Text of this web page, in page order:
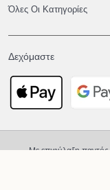
Όλες Οι Κατηγορίες
Δεχόμαστε
Με επιφύλαξη